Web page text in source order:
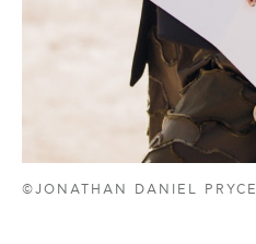
©JONATHAN DANIEL PRYCE